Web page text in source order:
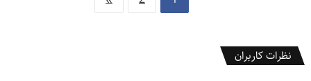
نظرات کاربران